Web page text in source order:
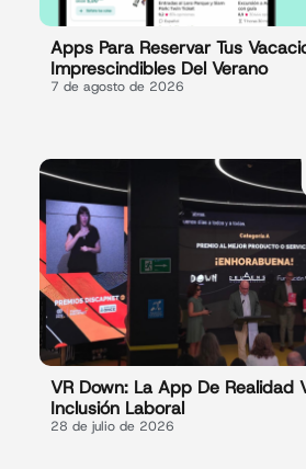
Apps Para Reservar Tus
Imprescindibles Del Verano
7 de agosto de 2026
VR Down: La App De Realidad
Inclusión Laboral
28 de julio de 2026